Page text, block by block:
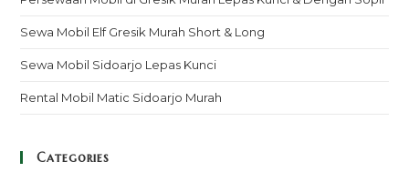
Sewa Mobil Elf Gresik Murah Short & Long
Sewa Mobil Sidoarjo Lepas Kunci
Rental Mobil Matic Sidoarjo Murah
Categories